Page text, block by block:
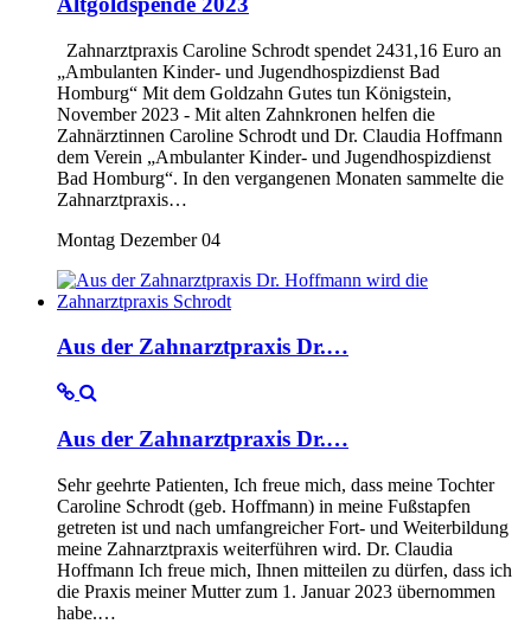
Zahnarztpraxis Caroline Schrodt spendet 2431,16 Euro an
„Ambulanten Kinder- und Jugendhospizdienst Bad
Homburg“ Mit dem Goldzahn Gutes tun Königstein,
November 2023 - Mit alten Zahnkronen helfen die
Zahnärztinnen Caroline Schrodt und Dr. Claudia Hoffmann
dem Verein „Ambulanter Kinder- und Jugendhospizdienst
Bad Homburg“. In den vergangenen Monaten sammelte die
Zahnarztpraxis…
Montag Dezember 04
Aus der Zahnarztpraxis Dr.…
Aus der Zahnarztpraxis Dr.…
Sehr geehrte Patienten, Ich freue mich, dass meine Tochter
Caroline Schrodt (geb. Hoffmann) in meine Fußstapfen
getreten ist und nach umfangreicher Fort- und Weiterbildung
meine Zahnarztpraxis weiterführen wird. Dr. Claudia
Hoffmann Ich freue mich, Ihnen mitteilen zu dürfen, dass ich
die Praxis meiner Mutter zum 1. Januar 2023 übernommen
habe.…